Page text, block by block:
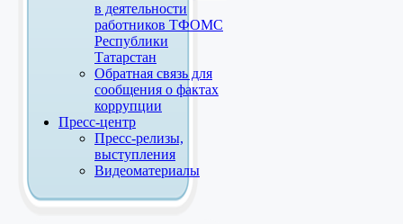
в деятельности
работников ТФОМС
Республики
Татарстан
Обратная связь для
сообщения о фактах
коррупции
Пресс-центр
Пресс-релизы,
выступления
Видеоматериалы